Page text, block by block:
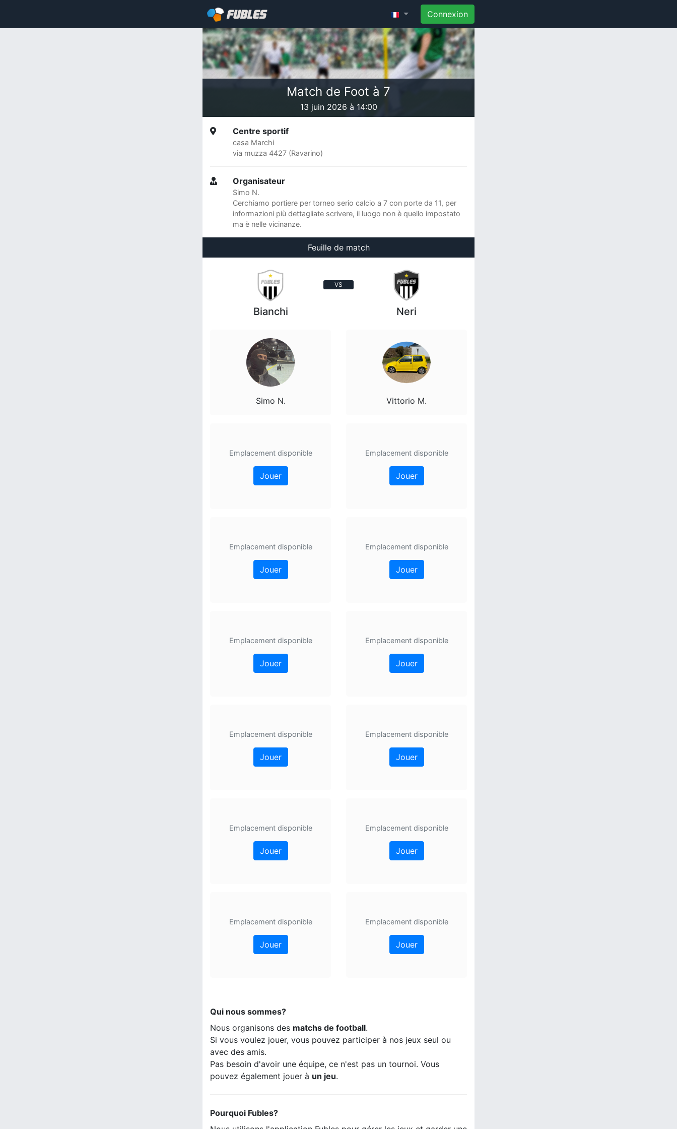
Connexion
Match de Foot à 7
13 juin 2026 à 14:00
Centre sportif
casa Marchi
via muzza 4427 (Ravarino)
Organisateur
Simo N.
Cerchiamo portiere per torneo serio calcio a 7 con porte da 11, per
informazioni più dettagliate scrivere, il luogo non è quello impostato
ma è nelle vicinanze.
Feuille de match
VS
Bianchi
Simo N.
Emplacement disponible
Jouer
Emplacement disponible
Jouer
Emplacement disponible
Jouer
Emplacement disponible
Jouer
Emplacement disponible
Jouer
Emplacement disponible
Jouer
Neri
Vittorio M.
Emplacement disponible
Jouer
Emplacement disponible
Jouer
Emplacement disponible
Jouer
Emplacement disponible
Jouer
Emplacement disponible
Jouer
Emplacement disponible
Jouer
Qui nous sommes?
Nous organisons des matchs de football.
Si vous voulez jouer, vous pouvez participer à nos jeux seul ou
avec des amis.
Pas besoin d'avoir une équipe, ce n'est pas un tournoi. Vous
pouvez également jouer à un jeu.
Pourquoi Fubles?